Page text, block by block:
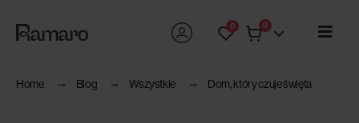
0 0
Home Blog Wszystkie Dom, który czuje święta